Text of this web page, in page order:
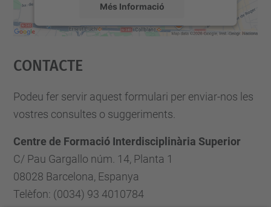
Més Informació
powered by
Contacte
Podeu fer servir aquest formulari per enviar-nos les
vostres consultes o suggeriments.
Centre de Formació Interdisciplinària Superior
C/ Pau Gargallo núm. 14, Planta 1
08028 Barcelona, Espanya
Telèfon: (0034) 93 4010784